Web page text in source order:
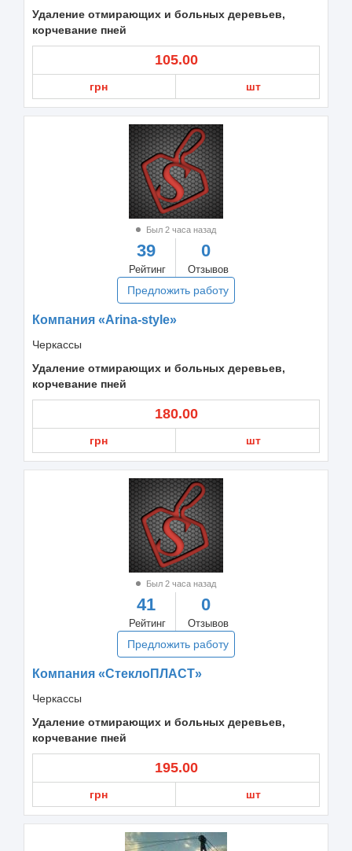
Удаление отмирающих и больных деревьев,
корчевание пней
105.00
грн шт
Был 2 часа назад
39
Рейтинг
0
Отзывов
Предложить работу
Компания «Arina-style»
Черкассы
Удаление отмирающих и больных деревьев,
корчевание пней
180.00
грн шт
Был 2 часа назад
41
Рейтинг
0
Отзывов
Предложить работу
Компания «СтеклоПЛАСТ»
Черкассы
Удаление отмирающих и больных деревьев,
корчевание пней
195.00
грн шт